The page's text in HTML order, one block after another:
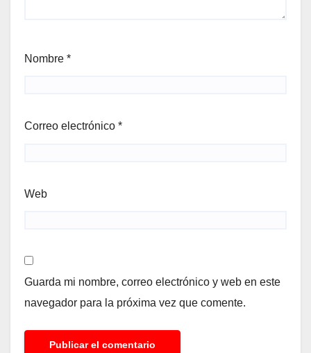
Nombre *
Correo electrónico *
Web
Guarda mi nombre, correo electrónico y web en este
navegador para la próxima vez que comente.